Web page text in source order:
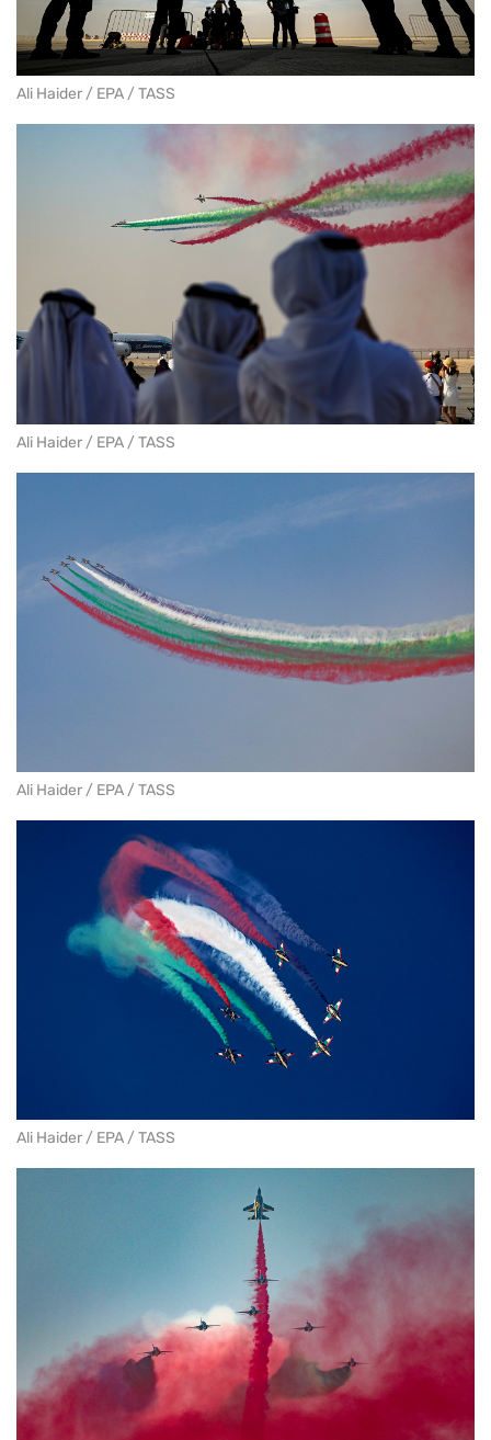
Ali Haider / EPA / TASS
Ali Haider / EPA / TASS
Ali Haider / EPA / TASS
Ali Haider / EPA / TASS